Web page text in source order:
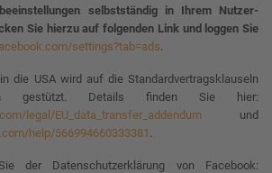
selbstständig in Ihrem Nutzer-
Sie hierzu auf folgenden Link und loggen Sie
settings?tab=ads.
die USA wird auf die Standardvertragsklauseln
gestützt. Details finden Sie hier:
legal/EU_data_transfer_addendum und
help/566994660333381 .
der Datenschutzerklärung von Facebook: